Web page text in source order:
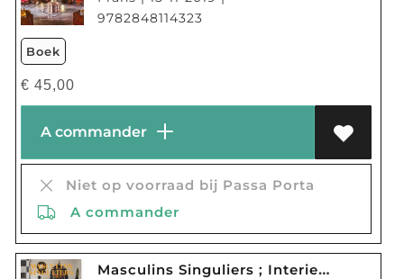
9782848114323
Boek
€ 45,00
A commander
Niet op voorraad bij Passa Porta
A commander
Masculins Singuliers ; Interieurs Parisiens